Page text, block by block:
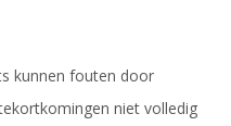
kunnen fouten door
niet volledig